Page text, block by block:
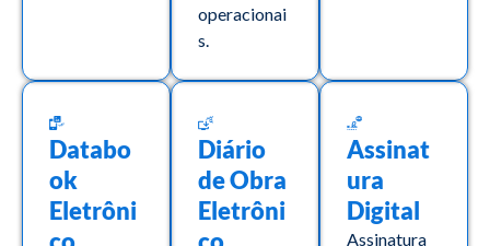
operacionai
s.
Databo
ok
Eletrôni
Diário
de Obra
Eletrôni
Assinat
ura
Digital
Assinatura